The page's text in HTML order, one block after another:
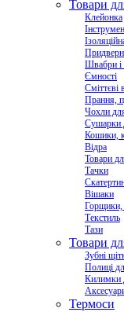
Товари
Клейонка
Швабри і
Ємності
Сміттєві
Прання,
Чохли
Сушарки
Кошики,
Відра
Товари
Тачки
Вішаки
Горщики,
Текстиль
Тази
Товари
Зубні
Полиці
Килимки
Термоси